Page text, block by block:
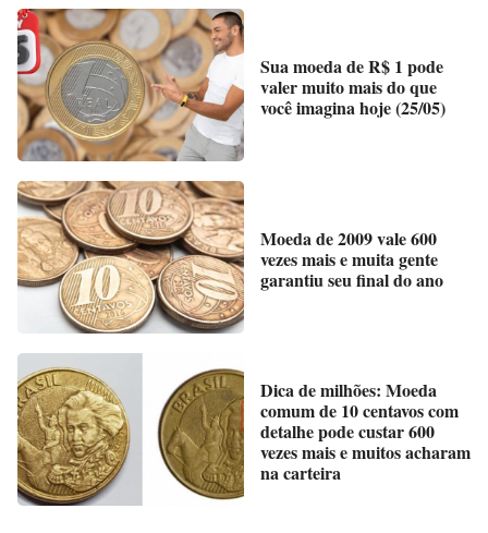
Sua moeda de R$ 1 pode
valer muito mais do que
você imagina hoje (25/05)
Moeda de 2009 vale 600
vezes mais e muita gente
garantiu seu final do ano
Dica de milhões: Moeda
comum de 10 centavos com
detalhe pode custar 600
vezes mais e muitos acharam
na carteira